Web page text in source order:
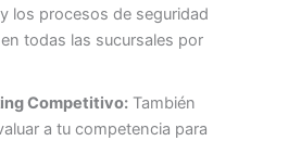
los procesos de seguridad
todas las sucursales por
Competitivo: También
a tu competencia para